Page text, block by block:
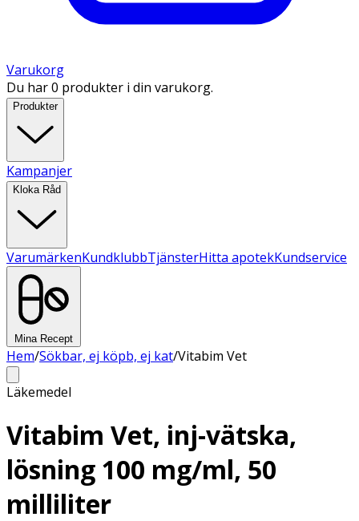
Varukorg
Du har 0 produkter i din varukorg.
Produkter
Kampanjer
Kloka Råd
VarumärkenKundklubbTjänsterHitta apotekKundservice
Mina Recept
Hem/Sökbar, ej köpb, ej kat/Vitabim Vet
Läkemedel
Vitabim Vet, inj-vätska,
lösning 100 mg/ml, 50
milliliter